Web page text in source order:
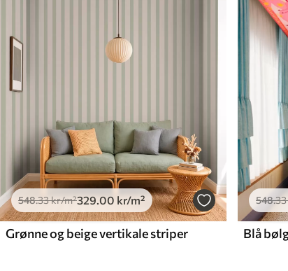
kr/m²
Premium
548.33kr/m²329.00 kr/m²
Grønne og beige vertikale striper
548.33